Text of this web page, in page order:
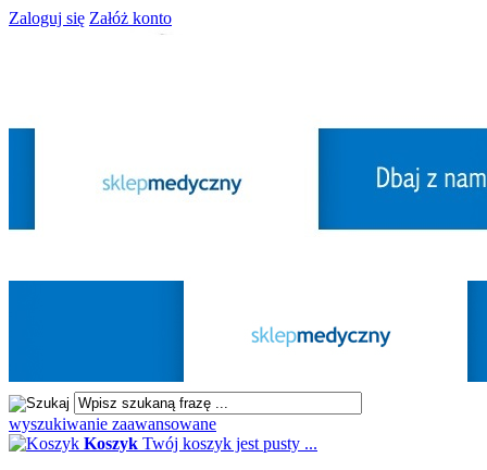
Zaloguj się Załóż konto
wyszukiwanie zaawansowane
Koszyk Twój koszyk jest pusty ...